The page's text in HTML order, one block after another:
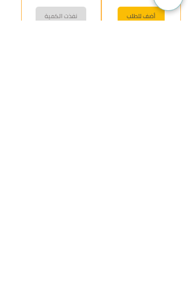
أضف للطلب نفذت الكمية